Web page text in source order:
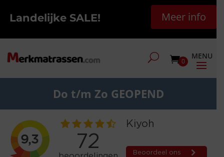
Landelijke SALE! Meer info
0
Do t/m Zo GEOPEND